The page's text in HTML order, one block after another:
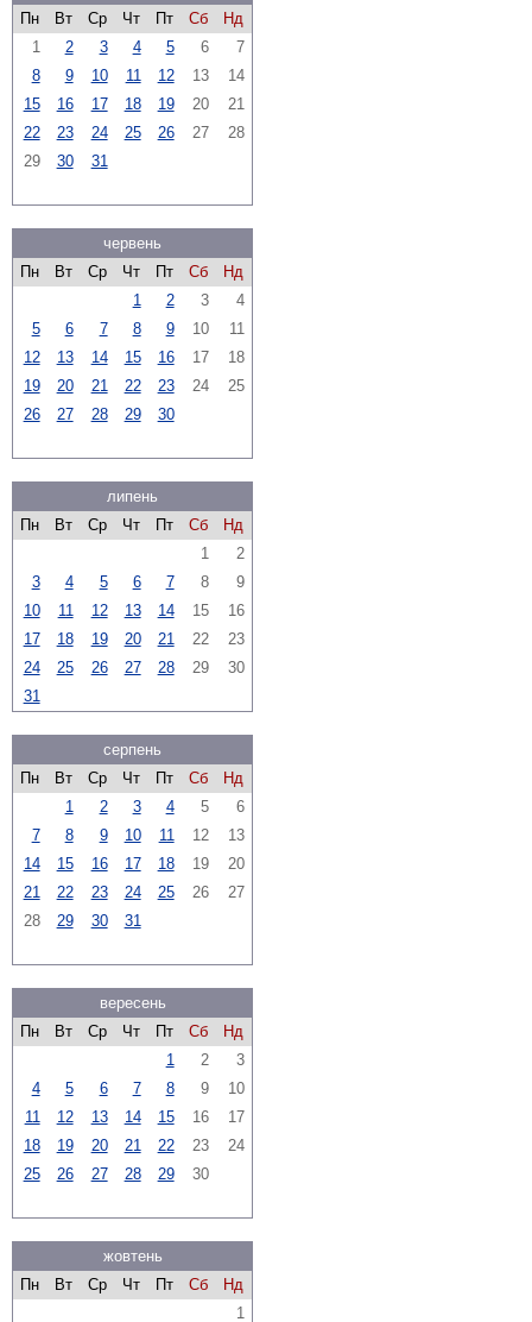
Пн
Вт Ср Чт Пт Сб
Нд
1
2 3 4 5 6
7
8
9 10 11 12 13
14
15
16 17 18 19 20
21
22
23 24 25 26 27
28
29
30 31
червень
Пн
Вт Ср Чт Пт Сб
Нд
1
2 3
4
5
6 7 8 9 10
11
12
13 14 15 16 17
18
19
20 21 22 23 24
25
26
27 28 29 30
липень
Пн
Вт Ср Чт Пт Сб
Нд
1
2
3
4 5 6 7 8
9
10
11 12 13 14 15
16
17
18 19 20 21 22
23
24
25 26 27 28 29
30
31
серпень
Пн
Вт Ср Чт Пт Сб
Нд
1
2 3 4 5
6
7
8 9 10 11 12
13
14
15 16 17 18 19
20
21
22 23 24 25 26
27
28
29 30 31
вересень
Пн
Вт Ср Чт Пт Сб
Нд
1
2
3
4
5 6 7 8 9
10
11
12 13 14 15 16
17
18
19 20 21 22 23
24
25
26 27 28 29 30
жовтень
Пн
Вт Ср Чт Пт Сб
Нд
1